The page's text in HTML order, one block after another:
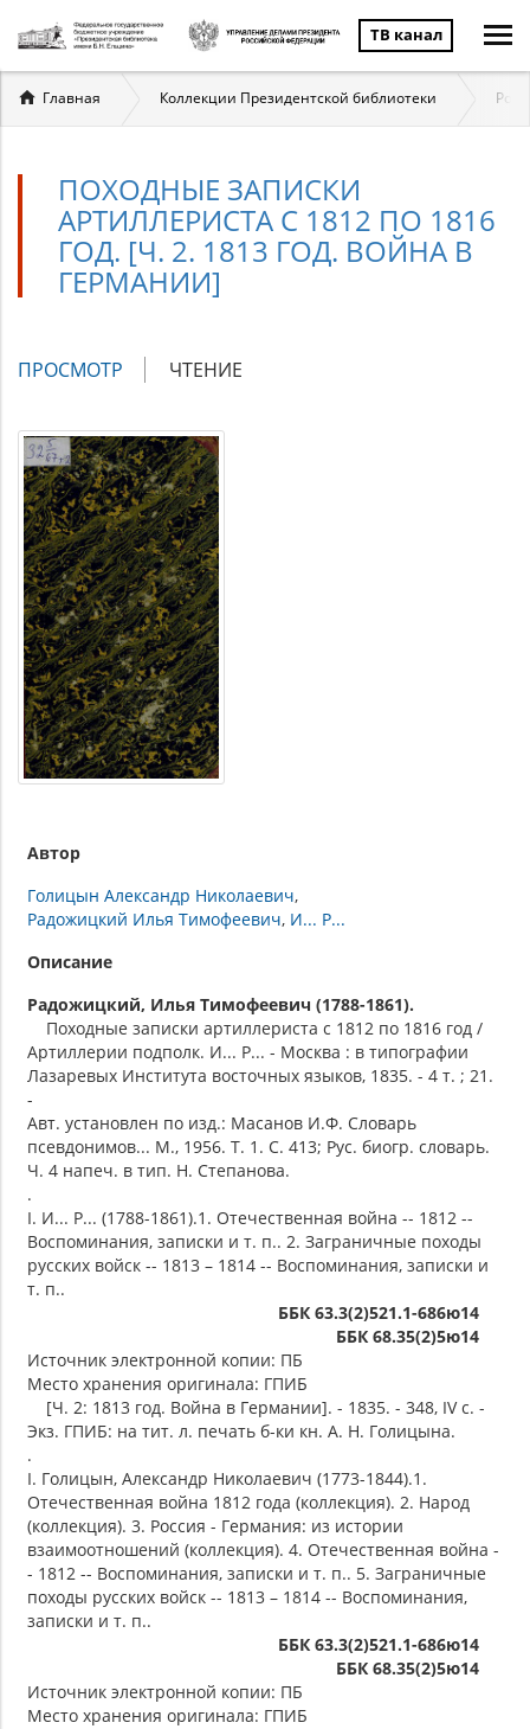
ТВ канал
Вы
здесь
Главная Коллекции Президентской библиотеки
ПОХОДНЫЕ ЗАПИСКИ
АРТИЛЛЕРИСТА С 1812 ПО 1816
ГОД. [Ч. 2. 1813 ГОД. ВОЙНА В
ГЕРМАНИИ]
Главные
ПРОСМОТР (АКТИВНАЯ
ЧТЕНИЕ
Автор
Голицын Александр Николаевич
Радожицкий Илья Тимофеевич И... Р...
Описание
Радожицкий, Илья Тимофеевич (1788-1861).
Походные записки артиллериста с 1812 по 1816 год /
Артиллерии подполк. И... Р... - Москва : в типографии
Лазаревых Института восточных языков, 1835. - 4 т. ; 21.
-
Авт. установлен по изд.: Масанов И.Ф. Словарь
псевдонимов... М., 1956. Т. 1. С. 413; Рус. биогр. словарь.
Ч. 4 напеч. в тип. Н. Степанова.
.
I. И... Р... (1788-1861).1. Отечественная война -- 1812 --
Воспоминания, записки и т. п.. 2. Заграничные походы
русских войск -- 1813 – 1814 -- Воспоминания, записки и
т. п..
ББК 63.3(2)521.1-686ю14
ББК 68.35(2)5ю14
Источник электронной копии: ПБ
Место хранения оригинала: ГПИБ
[Ч. 2: 1813 год. Война в Германии]. - 1835. - 348, IV с. -
Экз. ГПИБ: на тит. л. печать б-ки кн. А. Н. Голицына.
.
I. Голицын, Александр Николаевич (1773-1844).1.
Отечественная война 1812 года (коллекция). 2. Народ
(коллекция). 3. Россия - Германия: из истории
взаимоотношений (коллекция). 4. Отечественная война -
- 1812 -- Воспоминания, записки и т. п.. 5. Заграничные
походы русских войск -- 1813 – 1814 -- Воспоминания,
записки и т. п..
ББК 63.3(2)521.1-686ю14
ББК 68.35(2)5ю14
Источник электронной копии: ПБ
Место хранения оригинала: ГПИБ